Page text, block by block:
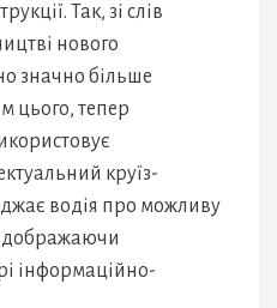
Так, зі слів
нового
значно більше
цього, тепер
круїз-
водія про можливу
інформаційно-